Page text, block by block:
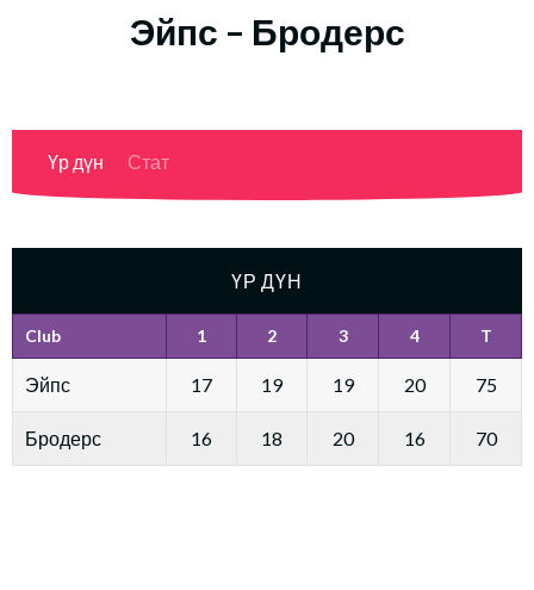
Эйпс – Бродерс
Үр дүн Стат
ҮР ДҮН
Club 1 2 3 4 T
Эйпс 17 19 19 20 75
Бродерс 16 18 20 16 70